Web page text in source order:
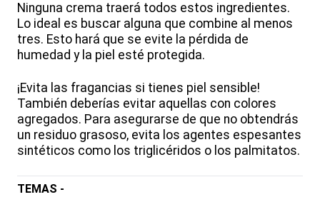
Ninguna crema traerá todos estos ingredientes.
Lo ideal es buscar alguna que combine al menos
tres. Esto hará que se evite la pérdida de
humedad y la piel esté protegida.
¡Evita las fragancias si tienes piel sensible!
También deberías evitar aquellas con colores
agregados. Para asegurarse de que no obtendrás
un residuo grasoso, evita los agentes espesantes
sintéticos como los triglicéridos o los palmitatos.
TEMAS -